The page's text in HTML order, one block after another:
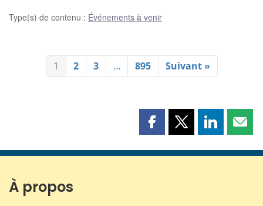
Type(s) de contenu : Événements à venir
1 2 3 … 895 Suivant »
Partager
page
Partager
page
Partager
page page
À propos